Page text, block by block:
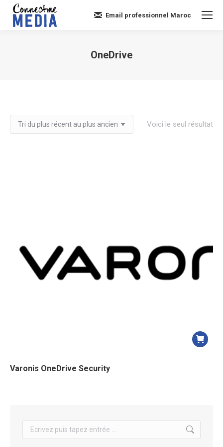
Email professionnel Maroc
OneDrive
Voici le seul résultat
Varonis OneDrive Security
Search: